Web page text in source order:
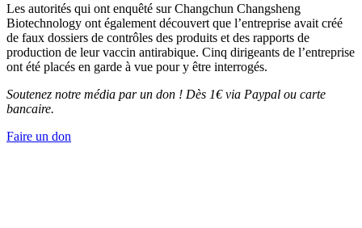
Les autorités qui ont enquêté sur Changchun Changsheng
Biotechnology ont également découvert que l’entreprise avait créé
de faux dossiers de contrôles des produits et des rapports de
production de leur vaccin antirabique. Cinq dirigeants de l’entreprise
ont été placés en garde à vue pour y être interrogés.
Soutenez notre média par un don ! Dès 1€ via Paypal ou carte
bancaire.
Faire un don